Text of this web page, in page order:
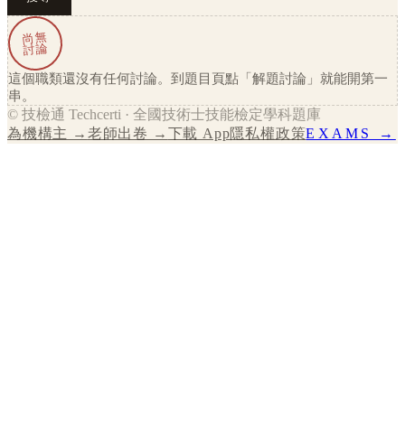
尚無
討論
這個職類還沒有任何討論。到題目頁點「解題討論」就能開第一
串。
© 技檢通 Techcerti · 全國技術士技能檢定學科題庫
為機構主 → 老師出卷 → 下載 App隱私權政策EXAMS →